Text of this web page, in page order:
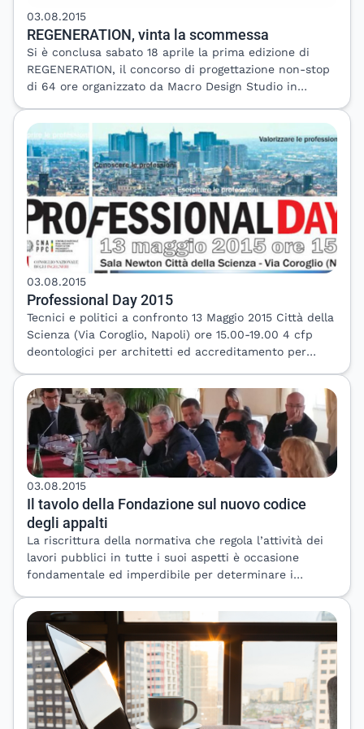
rassegna stampa online: &nbsp; Edilizia e Territorio
Lavoripubblici.it &nbsp; Imprese Edili News Edilportale
Ingegneri.info Rassegna stampa aggiornata e completa
&nbsp; &nbsp;
REGENERATION, vinta la scommessa
03.08.2015
Si è conclusa sabato 18 aprile la prima edizione di
REGENERATION, il concorso di progettazione non-stop
di 64 ore organizzato da Macro Design Studio in
Institute di Seattle (USA). La scommessa lanciata da
MDS era quella di “rigenerare” l’edificio a Dro che
ospita la Biblioteca Comunale e varie associazioni,
seguendo il protocollo di sostenibilità più ambizioso al
mondo, il “Living Building Challenge”. &nbsp; Il compito
per i 15 professionisti sotto i 35 anni provenienti da
tutta Europa era quello di rispondere alle esigenze del
Comune di Dro (nuovi spazi per le associazioni e i
giovani, riorganizzazione della biblioteca, collegamento
al fiume Sarca) trasformando l’edificio, a beneficio
delle generazioni future, in una sorta di organismo
vivente (Living Building) completamente autonomo
nell’uso delle risorse e integrato in modo armonico nel
contesto naturale e cittadino. &nbsp; A spuntarla è
stato il team composto da Bernardette (architetto di
Siviglia), Emanuele (architetto di Vicenza), Guido
(ingegnere energetico di Torino), Luigi (urbanista di
Agrigento) e Maija (ingegnere civile di Riga, Lettonia),
che hanno potuto cosi aggiudicarsi il premio di 3.000
euro messo a disposizione dalla Fondazione Inarcassa.
Il progetto presentato ha dimostrato non solo che i
tempi sono maturi per risanare in modo davvero
efficace il nostro patrimonio costruttivo – senza
accontentarsi di soluzioni che “consumano un po’ di
meno …” ma che una generazione di giovani
professionisti è pronta per affrontare questa sfida in
modo radicalmente innovativo ed efficace. &nbsp; Più
di ottanta persone da tutta Italia hanno partecipato
alla conferenza pubblica di sabato mattina,
dimostrando che uno stuolo di progettisti,
amministratori pubblici, aziende è pronto a seguire
questi “pionieri”. Amanda Sturgeon (direttrice di ILFI),
Martin Brown (Fairsnape, Regno Unito), Sue Clark
(Green Building Council Svezia) ed Emanuele Naboni
(Facoltà di Architettura di Copenhagen) ci hanno
aperto la visuale su un futuro di città “rigenerate”.
Professional Day 2015
03.08.2015
Tecnici e politici a confronto 13 Maggio 2015 Città della
Scienza (Via Coroglio, Napoli) ore 15.00-19.00 4 cfp
deontologici per architetti ed accreditamento per
Presidente della Fondazione, arch. Andrea Tomasi.
Scarica QUI il programma. &nbsp;
Il tavolo della Fondazione sul nuovo codice
degli appalti
03.08.2015
La riscrittura della normativa che regola l’attività dei
lavori pubblici in tutte i suoi aspetti è occasione
fondamentale ed imperdibile per determinare i
questa considerazione e dal fatto che siamo arrivati al
primo step del percorso che il disegno di legge delega
sta compiendo in Parlamento, nasce la
programmazione dell’incontro promosso dalla
Fondazione Inarcassa e da Consenso invitando i
soggetti delegati alla scrittura finale del decreto
legislativo. &nbsp; Andrea Tomasi, presidente della